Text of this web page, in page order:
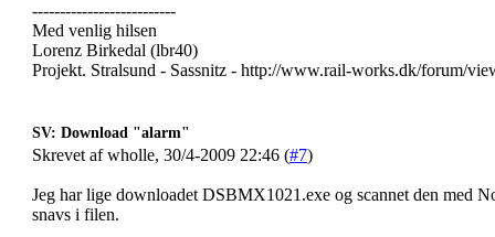
--------------------------
Med venlig hilsen
Lorenz Birkedal (lbr40)
Projekt. Stralsund - Sassnitz - http://www.rail-works.dk/forum/
SV: Download "alarm"
Skrevet af wholle, 30/4-2009 22:46 (#7)
Jeg har lige downloadet DSBMX1021.exe og scannet den med
snavs i filen.